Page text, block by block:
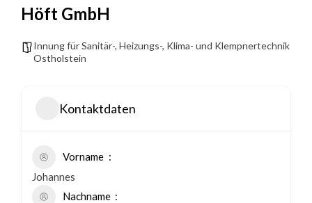
Höft GmbH
Innung für Sanitär-, Heizungs-, Klima- und Klempnertechnik
Ostholstein
Kontaktdaten
Vorname
Johannes
Nachname